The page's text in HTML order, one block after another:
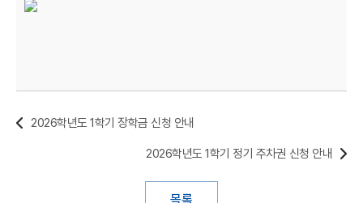
2026학년도 1학기 장학금 신청 안내
목록
2026학년도 1학기 정기 주차권 신청 안내